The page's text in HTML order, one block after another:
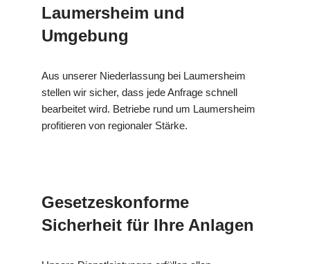
Laumersheim und
Umgebung
Aus unserer Niederlassung bei Laumersheim
stellen wir sicher, dass jede Anfrage schnell
bearbeitet wird. Betriebe rund um Laumersheim
profitieren von regionaler Stärke.
Gesetzeskonforme
Sicherheit für Ihre Anlagen